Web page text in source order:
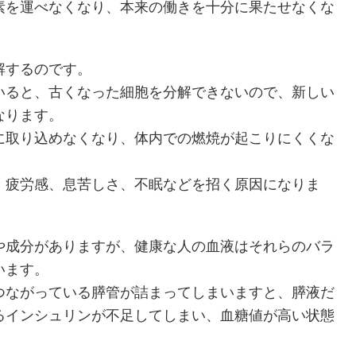
運べなくなり、本来の働きを十分に果たせなくな
るのです。
と、古くなった細胞を分解できないので、新しい
ます。
り込めなくなり、体内での燃焼が起こりにくくな
労感、息苦しさ、不眠などを招く原因になりま
分がありますが、健康な人の血液はそれらのバラ
す。
がっている膵管が詰まってしまいますと、膵液だ
ンシュリンが不足してしまい、血糖値が高い状態